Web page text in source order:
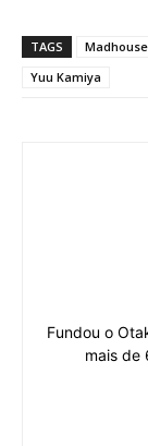
TAGS Madhouse
Yuu Kamiya
Fundou o
mais de